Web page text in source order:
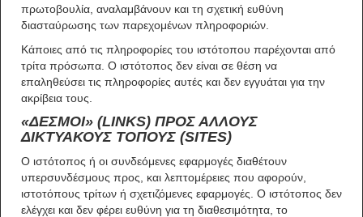
πρωτοβουλία, αναλαμβάνουν και τη σχετική ευθύνη
διασταύρωσης των παρεχομένων πληροφοριών.
Κάποιες από τις πληροφορίες του ιστότοπου παρέχονται από
τρίτα πρόσωπα. Ο ιστότοπος δεν είναι σε θέση να
επαληθεύσει τις πληροφορίες αυτές και δεν εγγυάται για την
ακρίβεια τους.
«ΔΕΣΜΟΙ» (LINKS) ΠΡΟΣ ΑΛΛΟΥΣ
ΔΙΚΤΥΑΚΟΥΣ ΤΟΠΟΥΣ (SITES)
Ο ιστότοπος ή οι συνδεόμενες εφαρμογές διαθέτουν
υπερσυνδέσμους προς, και λεπτομέρειες που αφορούν,
ιστοτόπους τρίτων ή σχετιζόμενες εφαρμογές. Ο ιστότοπος δεν
ελέγχει και δεν φέρει ευθύνη για τη διαθεσιμότητα, το